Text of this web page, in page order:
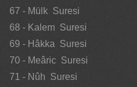
67 - Mülk Suresi
68 - Kalem Suresi
69 - Hâkka Suresi
70 - Meâric Suresi
71 - Nûh Suresi